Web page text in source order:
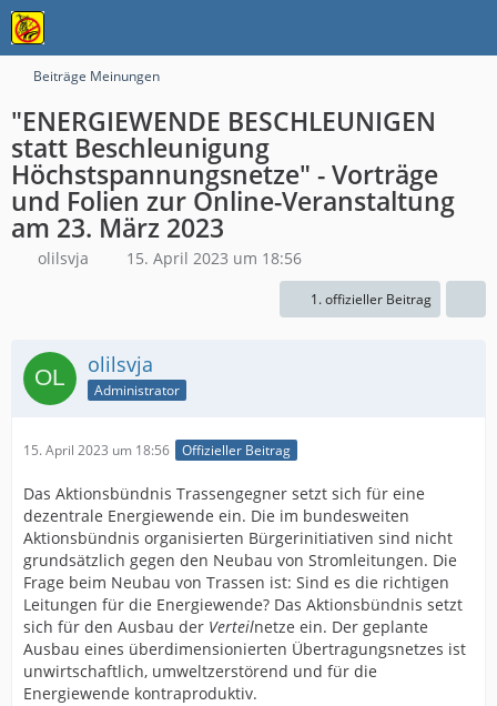
Beiträge Meinungen
"ENERGIEWENDE BESCHLEUNIGEN
statt Beschleunigung
Höchstspannungsnetze" - Vorträge
und Folien zur Online-Veranstaltung
am 23. März 2023
olilsvja 15. April 2023 um 18:56
1. offizieller Beitrag
olilsvja
Administrator
15. April 2023 um 18:56 Offizieller Beitrag
Das Aktionsbündnis Trassengegner setzt sich für eine
dezentrale Energiewende ein. Die im bundesweiten
Aktionsbündnis organisierten Bürgerinitiativen sind nicht
grundsätzlich gegen den Neubau von Stromleitungen. Die
Frage beim Neubau von Trassen ist: Sind es die richtigen
Leitungen für die Energiewende? Das Aktionsbündnis setzt
sich für den Ausbau der Verteilnetze ein. Der geplante
Ausbau eines überdimensionierten Übertragungsnetzes ist
unwirtschaftlich, umweltzerstörend und für die
Energiewende kontraproduktiv.